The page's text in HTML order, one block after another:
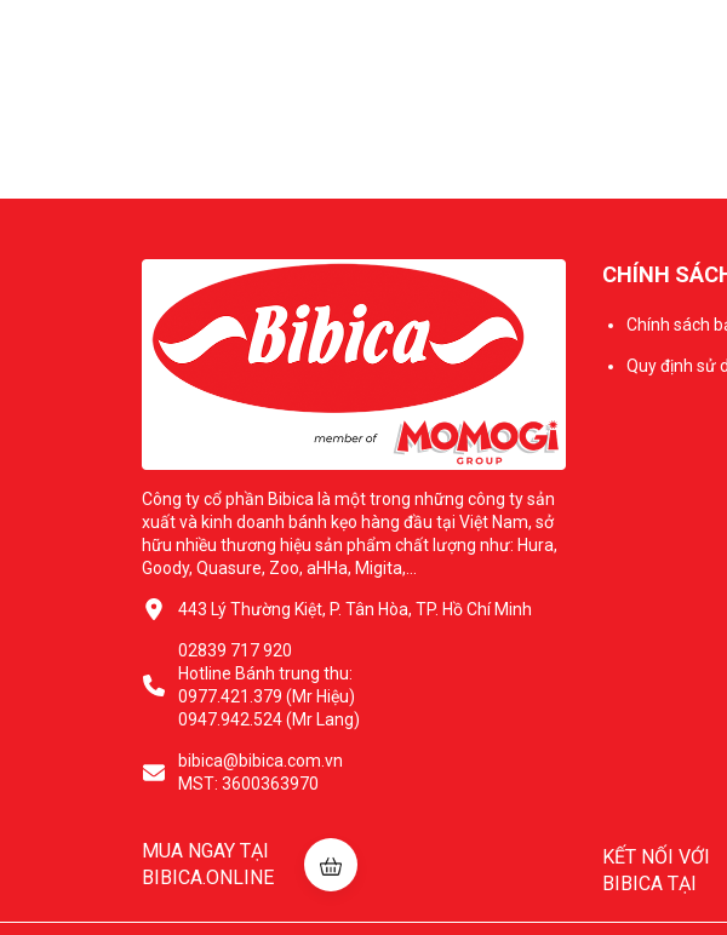
Công ty cổ phần Bibica là một trong những công ty sản
xuất và kinh doanh bánh kẹo hàng đầu tại Việt Nam, sở
hữu nhiều thương hiệu sản phẩm chất lượng như: Hura,
Goody, Quasure, Zoo, aHHa, Migita,...
443 Lý Thường Kiệt, P. Tân Hòa, TP. Hồ Chí Minh
02839 717 920
Hotline Bánh trung thu:
0977.421.379 (Mr Hiệu)
0947.942.524 (Mr Lang)
bibica@bibica.com.vn
MST: 3600363970
CHÍNH
Chính sách
Quy định sử
MUA NGAY TẠI
BIBICA.ONLINE
KẾT NỐI VỚI
BIBICA TẠI